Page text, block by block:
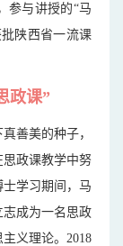
参与讲授的“马
陕西省一流课
政课”
善美的种子，
政课教学中努
学习期间，马
成为一名思政
义理论。2018